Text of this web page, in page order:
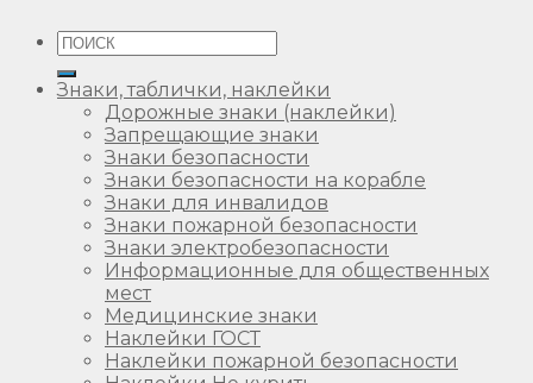
Искать:
Знаки, таблички, наклейки
Дорожные знаки (наклейки)
Запрещающие знаки
Знаки безопасности
Знаки безопасности на корабле
Знаки для инвалидов
Знаки пожарной безопасности
Знаки электробезопасности
Информационные для общественных
мест
Медицинские знаки
Наклейки ГОСТ
Наклейки пожарной безопасности